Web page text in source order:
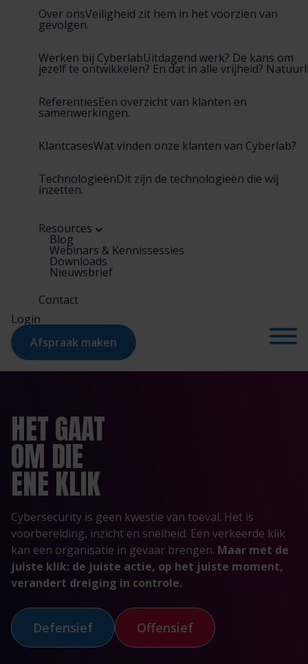
Over onsVeiligheid zit hem in het voorzien van
gevolgen.
Werken bij CyberlabUitdagend werk? De kans om
jezelf te ontwikkelen? En dat in alle vrijheid?
ReferentiesEen overzicht van klanten en
samenwerkingen.
KlantcasesWat vinden onze klanten van Cyberlab?
TechnologieënDit zijn de technologieën die wij
inzetten.
Resources
Blog
Webinars & Kennissessies
Downloads
Nieuwsbrief
Contact
Login
Afspraak maken
HET GAAT
OM DIE
ENE KLIK
Cybersecurity is geen kwestie van toeval. Het is
voorbereiding, inzicht en snelheid. Eén verkeerde klik
kan een organisatie in gevaar brengen. Maar met de
juiste klik: de juiste actie, op het juiste moment,
verandert dreiging in controle.
Defensief Offensief